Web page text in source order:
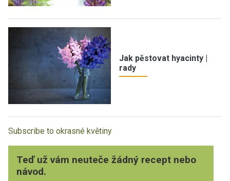
Jak pěstovat hyacinty |
rady
Subscribe to okrasné květiny
Teď už vám neuteče žádný recept nebo
návod.